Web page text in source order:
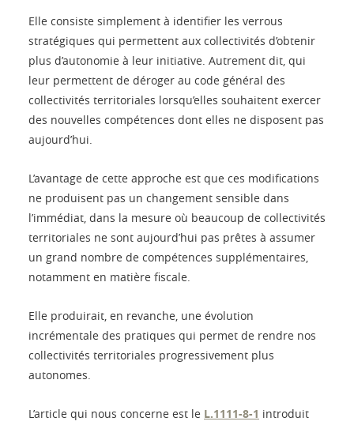
Elle consiste simplement à identifier les verrous
stratégiques qui permettent aux collectivités d’obtenir
plus d’autonomie à leur initiative. Autrement dit, qui
leur permettent de déroger au code général des
collectivités territoriales lorsqu’elles souhaitent exercer
des nouvelles compétences dont elles ne disposent pas
aujourd’hui.
L’avantage de cette approche est que ces modifications
ne produisent pas un changement sensible dans
l’immédiat, dans la mesure où beaucoup de collectivités
territoriales ne sont aujourd’hui pas prêtes à assumer
un grand nombre de compétences supplémentaires,
notamment en matière fiscale.
Elle produirait, en revanche, une évolution
incrémentale des pratiques qui permet de rendre nos
collectivités territoriales progressivement plus
autonomes.
L’article qui nous concerne est le L.1111-8-1 introduit